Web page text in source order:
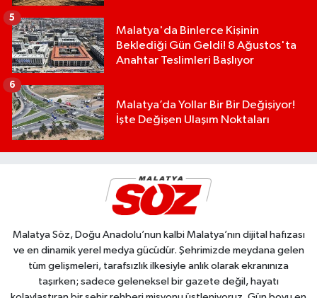
Malatya'da Binlerce Kişinin
Beklediği Gün Geldi! 8 Ağustos'ta
Anahtar Teslimleri Başlıyor
5
Malatya’da Yollar Bir Bir Değişiyor!
İşte Değişen Ulaşım Noktaları
6
Malatya Söz, Doğu Anadolu’nun kalbi Malatya’nın dijital hafızası
ve en dinamik yerel medya gücüdür. Şehrimizde meydana gelen
tüm gelişmeleri, tarafsızlık ilkesiyle anlık olarak ekranınıza
taşırken; sadece geleneksel bir gazete değil, hayatı